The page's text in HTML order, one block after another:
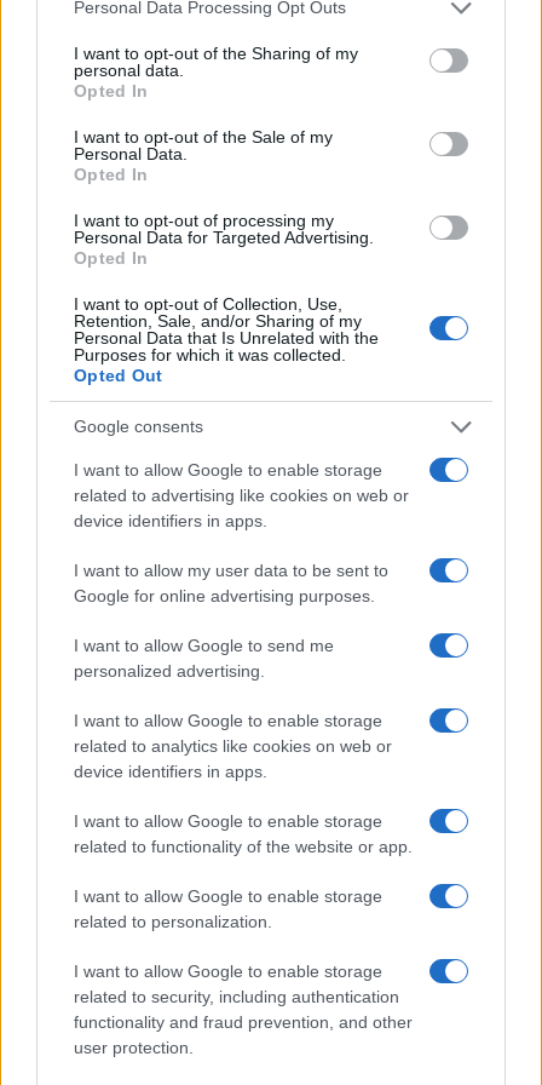
not limited to your visit or usage behaviour. You may click to
grant or deny consent to Google and its third-party tags to
use your data for below specified purposes in below Google
consent section.
Personal Data Processing Opt Outs
I want to opt-out of the Sharing of my
personal data.
Opted In
I want to opt-out of the Sale of my
Personal Data.
Opted In
I want to opt-out of processing my
Personal Data for Targeted Advertising.
Opted In
I want to opt-out of Collection, Use,
Retention, Sale, and/or Sharing of my
Personal Data that Is Unrelated with the
Purposes for which it was collected.
Opted Out
Google consents
I want to allow Google to enable storage
related to advertising like cookies on web or
device identifiers in apps.
I want to allow my user data to be sent to
Google for online advertising purposes.
I want to allow Google to send me
personalized advertising.
I want to allow Google to enable storage
related to analytics like cookies on web or
device identifiers in apps.
I want to allow Google to enable storage
related to functionality of the website or app.
I want to allow Google to enable storage
related to personalization.
I want to allow Google to enable storage
related to security, including authentication
functionality and fraud prevention, and other
user protection.
Private equity beleggen: wat is het en waarom is het
interessant?
Sanne De Vries · 6 aug 2026
INVESTERINGEN
Dividendportefeuille opbouwen met DRIP en payout-ratio’s
Lotte de Vries · 6 aug 2026
INVESTERINGEN